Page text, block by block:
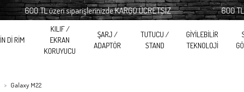
600 TL üzeri siparişlerinizde KARGO ÜCRETSİZ 600 TL üzeri
İN Dİ RİM
KILIF /
EKRAN
KORUYUCU
ŞARJ /
ADAPTÖR
TUTUCU /
STAND
GİYİLEBİLİR
TEKNOLOJİ
Galaxy M22